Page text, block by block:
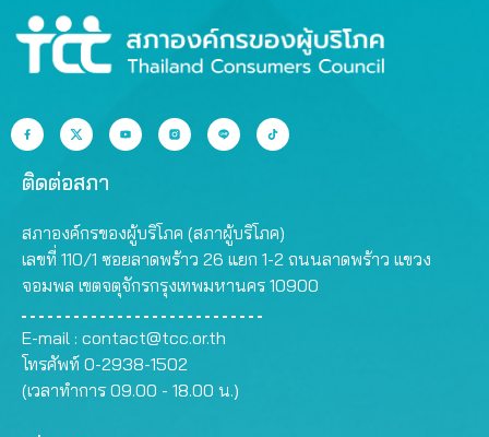
ติดต่อสภา
สภาองค์กรของผู้บริโภค (สภาผู้บริโภค)
เลขที่ 110/1 ซอยลาดพร้าว 26 แยก 1-2 ถนนลาดพร้าว แขวง
จอมพล เขตจตุจักรกรุงเทพมหานคร 10900
E-mail : contact@tcc.or.th
โทรศัพท์ 0-2938-1502
(เวลาทำการ 09.00 - 18.00 น.)